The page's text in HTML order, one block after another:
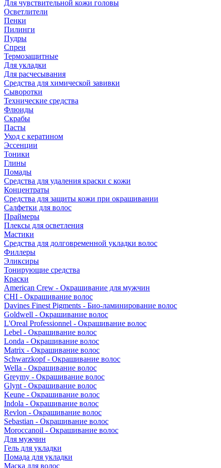
Для чувствительной кожи головы
Осветлители
Пенки
Пилинги
Пудры
Спреи
Термозащитные
Для укладки
Для расчесывания
Средства для химической завивки
Сыворотки
Технические средства
Флюиды
Скрабы
Пасты
Уход с кератином
Эссенции
Тоники
Глины
Помады
Средства для удаления краски с кожи
Концентраты
Средства для защиты кожи при окрашивании
Салфетки для волос
Праймеры
Плексы для осветления
Мастики
Средства для долговременной укладки волос
Филлеры
Эликсиры
Тонирующие средства
Краски
American Crew - Окрашивание для мужчин
CHI - Окрашивание волос
Davines Finest Pigments - Био-ламинирование волос
Goldwell - Окрашивание волос
L'Oreal Professionnel - Окрашивание волос
Lebel - Окрашивание волос
Londa - Окрашивание волос
Matrix - Окрашивание волос
Schwarzkopf - Окрашивание волос
Wella - Окрашивание волос
Greymy - Окрашивание волос
Glynt - Окрашивание волос
Keune - Окрашивание волос
Indola - Окрашивание волос
Revlon - Окрашивание волос
Sebastian - Окрашивание волос
Moroccanoil - Окрашивание волос
Для мужчин
Гель для укладки
Помада для укладки
Маска для волос